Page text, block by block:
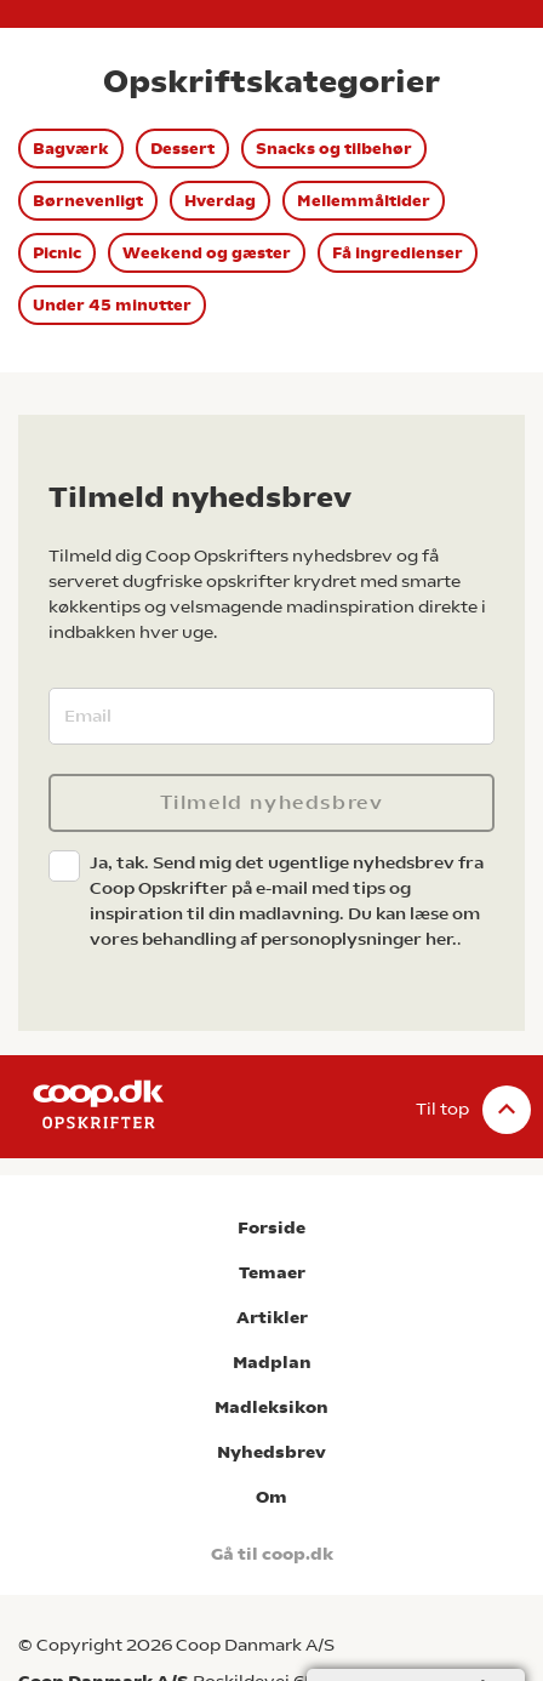
Opskriftskategorier
Bagværk Dessert Snacks og tilbehør
Børnevenligt Hverdag Mellemmåltider
Picnic Weekend og gæster Få ingredienser
Under 45 minutter
Tilmeld nyhedsbrev
Tilmeld dig Coop Opskrifters nyhedsbrev og få
serveret dugfriske opskrifter krydret med smarte
køkkentips og velsmagende madinspiration direkte i
indbakken hver uge.
Tilmeld nyhedsbrev
Ja, tak. Send mig det ugentlige nyhedsbrev fra
Coop Opskrifter på e-mail med tips og
inspiration til din madlavning. Du kan læse om
vores behandling af personoplysninger her..
Til top
Forside
Temaer
Artikler
Madplan
Madleksikon
Nyhedsbrev
Om
Gå til coop.dk
© Copyright 2026 Coop Danmark A/S